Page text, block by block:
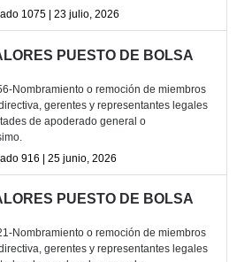
1075 | 23 julio, 2026
PUESTO DE BOLSA
Nombramiento o remoción de miembros
gerentes y representantes legales
de apoderado general o
916 | 25 junio, 2026
PUESTO DE BOLSA
Nombramiento o remoción de miembros
gerentes y representantes legales